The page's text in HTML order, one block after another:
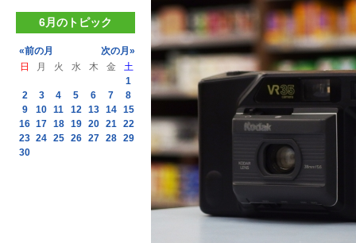
6月のトピック
«前の月
次の月»
日
月 火 水 木 金
土
1
2
3 4 5 6 7
8
9
10 11 12 13 14 15
16 17 18 19 20 21 22
23 24 25 26 27 28 29
30